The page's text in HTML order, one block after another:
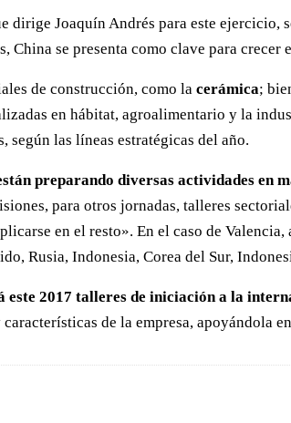
dirige Joaquín Andrés para este ejercicio,
China se presenta como clave para
de construcción, como la cerámica;
en hábitat, agroalimentario y la
según las líneas estratégicas del año.
preparando diversas actividades en
para otros jornadas, talleres
en el resto». En el caso de
Rusia, Indonesia, Corea del Sur,
2017 talleres de iniciación a la
de la empresa, apoyándola